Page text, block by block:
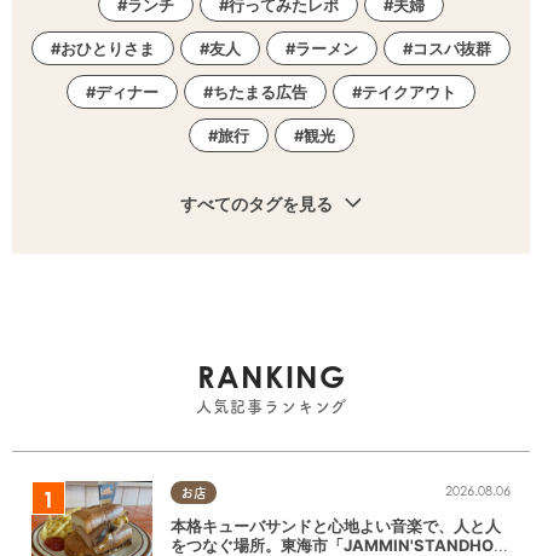
ランチ 行ってみたレポ 夫婦
おひとりさま 友人 ラーメン コスパ抜群
ディナー ちたまる広告 テイクアウト
旅行 観光
すべてのタグを見る
RANKING
人気記事ランキング
お店 2026.08.06
本格キューバサンドと心地よい音楽で、人と人
をつなぐ場所。東海市「JAMMIN'STANDHOU